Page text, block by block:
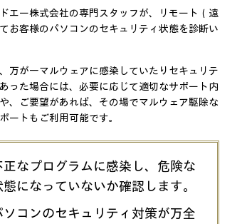
エー株式会社の専門スタッフが、リモート（遠
お客様のパソコンのセキュリティ状態を診断い
万が一マルウェアに感染していたりセキュリテ
った場合には、必要に応じて適切なサポート内
、ご要望があれば、その場でマルウェア駆除な
ートもご利用可能です。
正なプログラムに感染し、危険な
態になっていないか確認します。
ソコンのセキュリティ対策が万全